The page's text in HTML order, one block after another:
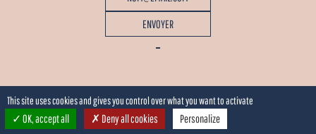
This site uses cookies and gives you control over what you want to activate
OK, accept all Deny all cookies Personalize